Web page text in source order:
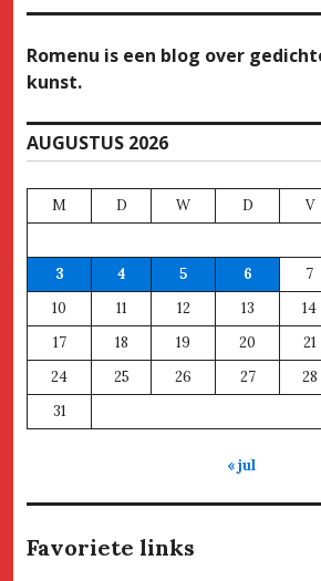
Romenu is een blog over
kunst.
AUGUSTUS 2026
M D W D V
3
4 5 6 7
10
11 12 13 14
17
18 19 20 21
24
25 26 27 28
31
« jul
Favoriete links